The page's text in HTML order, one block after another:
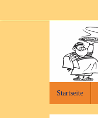
Inhalt
Inhalt
Startseite